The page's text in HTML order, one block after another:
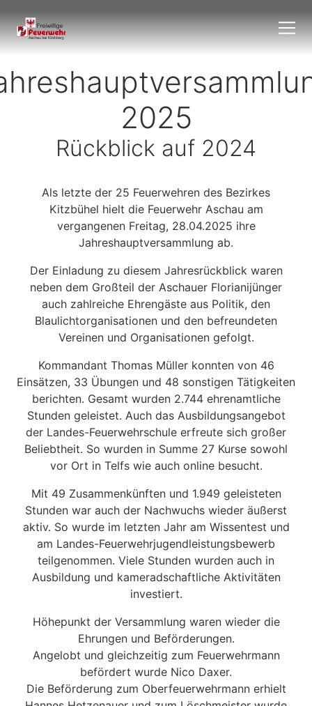
2025
Rückblick auf 2024
Als letzte der 25 Feuerwehren des Bezirkes
Kitzbühel hielt die Feuerwehr Aschau am
vergangenen Freitag, 28.04.2025 ihre
Jahreshauptversammlung ab.
Der Einladung zu diesem Jahresrückblick waren
neben dem Großteil der Aschauer Florianijünger
auch zahlreiche Ehrengäste aus Politik, den
Blaulichtorganisationen und den befreundeten
Vereinen und Organisationen gefolgt.
Kommandant Thomas Müller konnten von 46
Einsätzen, 33 Übungen und 48 sonstigen Tätigkeiten
berichten. Gesamt wurden 2.744 ehrenamtliche
Stunden geleistet. Auch das Ausbildungsangebot
der Landes-Feuerwehrschule erfreute sich großer
Beliebtheit. So wurden in Summe 27 Kurse sowohl
vor Ort in Telfs wie auch online besucht.
Mit 49 Zusammenkünften und 1.949 geleisteten
Stunden war auch der Nachwuchs wieder äußerst
aktiv. So wurde im letzten Jahr am Wissentest und
am Landes-Feuerwehrjugendleistungsbewerb
teilgenommen. Viele Stunden wurden auch in
Ausbildung und kameradschaftliche Aktivitäten
investiert.
Höhepunkt der Versammlung waren wieder die
Ehrungen und Beförderungen.
Angelobt und gleichzeitig zum Feuerwehrmann
befördert wurde Nico Daxer.
Die Beförderung zum Oberfeuerwehrmann erhielt